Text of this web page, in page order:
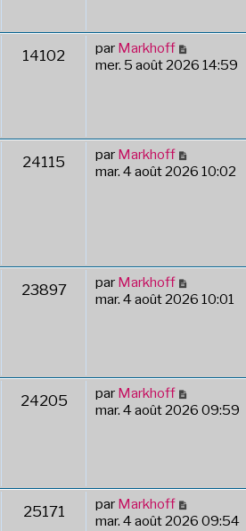
14102 par Markhoff
mer. 5 août 2026 14:59
24115 par Markhoff
mar. 4 août 2026 10:02
23897 par Markhoff
mar. 4 août 2026 10:01
24205 par Markhoff
mar. 4 août 2026 09:59
25171 par Markhoff
mar. 4 août 2026 09:54